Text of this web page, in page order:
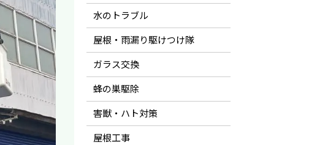
水のトラブル
屋根・雨漏り駆けつけ隊
ガラス交換
蜂の巣駆除
害獣・ハト対策
屋根工事